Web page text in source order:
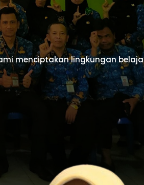
menciptakan lingkungan
berakhlak mulia,